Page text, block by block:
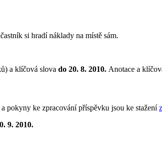
si hradí náklady na místě sám.
a klíčová slova do 20. 8. 2010. Anotace a
a pokyny ke zpracování příspěvku jsou ke stažení
9. 2010.